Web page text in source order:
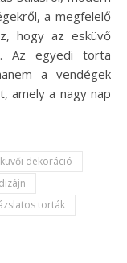
a megfelelő
hogy az esküvő
Az egyedi torta
a vendégek
amely a nagy nap
dekoráció
torták